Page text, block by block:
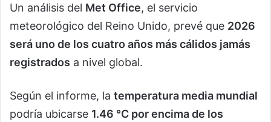
Un análisis del Met Office, el servicio
meteorológico del Reino Unido, prevé que 2026
será uno de los cuatro años más cálidos jamás
registrados a nivel global.
Según el informe, la temperatura media mundial
podría ubicarse 1.46 °C por encima de los